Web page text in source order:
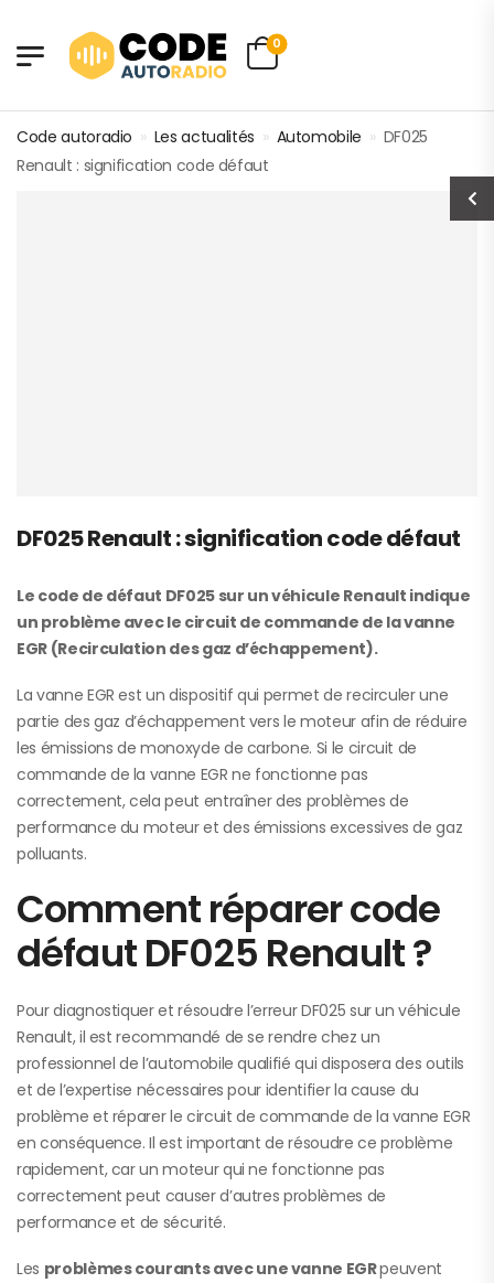
0
Code autoradio » Les actualités » Automobile » DF025
Renault : signification code défaut
DF025 Renault : signification code défaut
Le code de défaut DF025 sur un véhicule Renault indique
un problème avec le circuit de commande de la vanne
EGR (Recirculation des gaz d’échappement).
La vanne EGR est un dispositif qui permet de recirculer une
partie des gaz d’échappement vers le moteur afin de réduire
les émissions de monoxyde de carbone. Si le circuit de
commande de la vanne EGR ne fonctionne pas
correctement, cela peut entraîner des problèmes de
performance du moteur et des émissions excessives de gaz
polluants.
Comment réparer code
défaut DF025 Renault ?
Pour diagnostiquer et résoudre l’erreur DF025 sur un véhicule
Renault, il est recommandé de se rendre chez un
professionnel de l’automobile qualifié qui disposera des outils
et de l’expertise nécessaires pour identifier la cause du
problème et réparer le circuit de commande de la vanne EGR
en conséquence. Il est important de résoudre ce problème
rapidement, car un moteur qui ne fonctionne pas
correctement peut causer d’autres problèmes de
performance et de sécurité.
Les problèmes courants avec une vanne EGRpeuvent